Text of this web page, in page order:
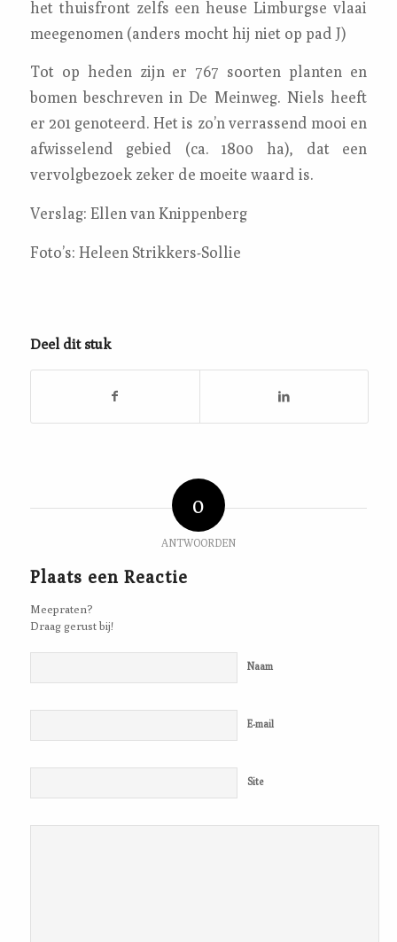
het thuisfront zelfs een heuse Limburgse vlaai
meegenomen (anders mocht hij niet op pad J)
Tot op heden zijn er 767 soorten planten en
bomen beschreven in De Meinweg. Niels heeft
er 201 genoteerd. Het is zo’n verrassend mooi en
afwisselend gebied (ca. 1800 ha), dat een
vervolgbezoek zeker de moeite waard is.
Verslag: Ellen van Knippenberg
Foto’s: Heleen Strikkers-Sollie
Deel dit stuk
0
ANTWOORDEN
Plaats een Reactie
Meepraten?
Draag gerust bij!
Naam
E-mail
Site